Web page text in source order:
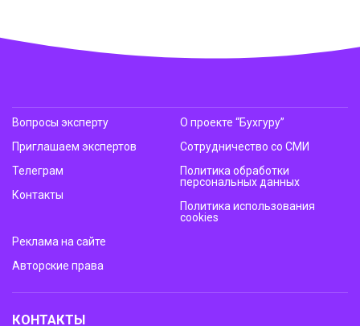
Вопросы эксперту
Приглашаем экспертов
Телеграм
Контакты
О проекте “Бухгуру”
Сотрудничество со СМИ
Политика обработки
персональных данных
Политика использования
cookies
Реклама на сайте
Авторские права
КОНТАКТЫ